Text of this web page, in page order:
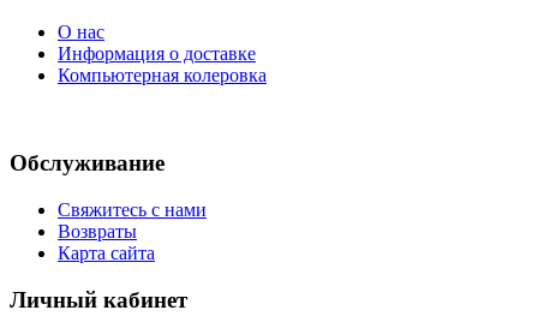
О нас
Информация о доставке
Компьютерная колеровка
Обслуживание
Свяжитесь с нами
Возвраты
Карта сайта
Личный кабинет